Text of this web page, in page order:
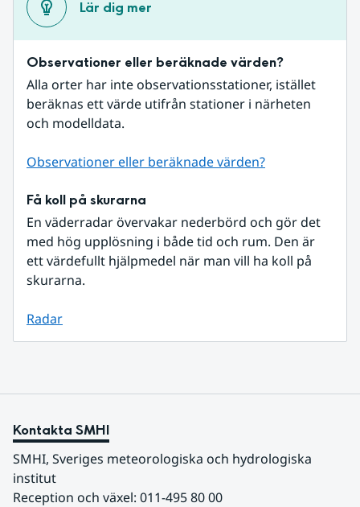
Lär dig mer
Observationer eller beräknade värden?
Alla orter har inte observationsstationer, istället
beräknas ett värde utifrån stationer i närheten
och modelldata.
Observationer eller beräknade värden?
Få koll på skurarna
En väderradar övervakar nederbörd och gör det
med hög upplösning i både tid och rum. Den är
ett värdefullt hjälpmedel när man vill ha koll på
skurarna.
Radar
Kontakta SMHI
SMHI, Sveriges meteorologiska och hydrologiska
institut
Reception och växel: 011-495 80 00